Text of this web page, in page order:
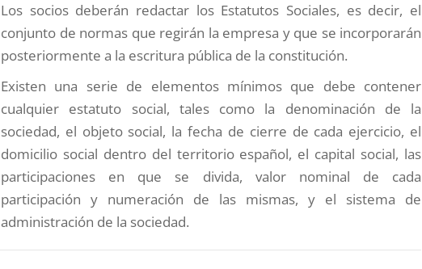
Los socios deberán redactar los Estatutos Sociales, es decir, el
conjunto de normas que regirán la empresa y que se incorporarán
posteriormente a la escritura pública de la constitución.
Existen una serie de elementos mínimos que debe contener
cualquier estatuto social, tales como la denominación de la
sociedad, el objeto social, la fecha de cierre de cada ejercicio, el
domicilio social dentro del territorio español, el capital social, las
participaciones en que se divida, valor nominal de cada
participación y numeración de las mismas, y el sistema de
administración de la sociedad.